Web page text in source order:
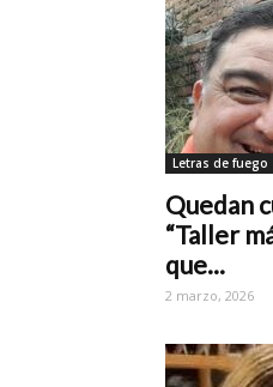
Letras de fuego
Quedan
“Taller
que...
2 marzo, 2026